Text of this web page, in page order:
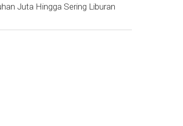
Juta Hingga Sering Liburan